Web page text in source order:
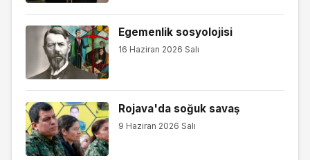
Egemenlik sosyolojisi
16 Haziran 2026 Salı
Rojava'da soğuk savaş
9 Haziran 2026 Salı